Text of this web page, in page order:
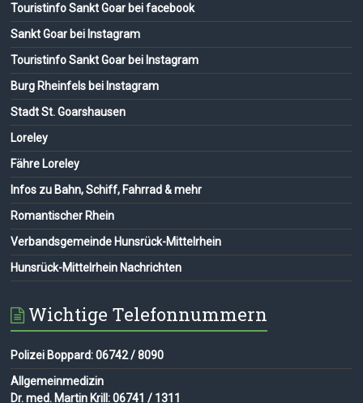
Touristinfo Sankt Goar bei facebook
Sankt Goar bei Instagram
Touristinfo Sankt Goar bei Instagram
Burg Rheinfels bei Instagram
Stadt St. Goarshausen
Loreley
Fähre Loreley
Infos zu Bahn, Schiff, Fahrrad & mehr
Romantischer Rhein
Verbandsgemeinde Hunsrück-Mittelrhein
Hunsrück-Mittelrhein Nachrichten
Wichtige Telefonnummern
Polizei Boppard: 06742 / 8090
Allgemeinmedizin
Dr. med. Martin Krill: 06741 / 1311